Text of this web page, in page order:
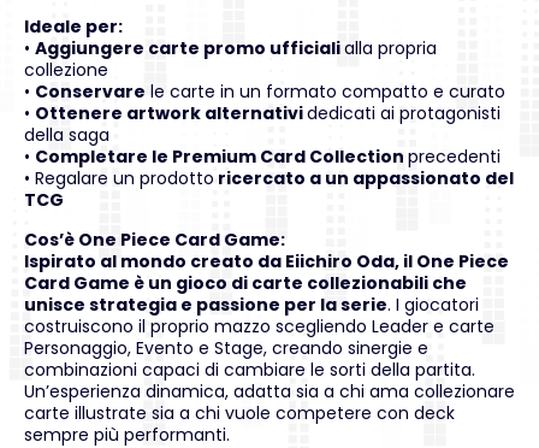
Ideale per:
• Aggiungere carte promo ufficialialla propria
collezione
• Conservare le carte in un formato compatto e curato
• Ottenere artwork alternatividedicati ai protagonisti
della saga
• Completare le Premium Card Collection precedenti
• Regalare un prodotto ricercato a un appassionato del
TCG
Cos’è One Piece Card Game:
Ispirato al mondo creato da Eiichiro Oda, il One Piece
Card Game è un gioco di carte collezionabili che
unisce strategia e passione per la serie. I giocatori
costruiscono il proprio mazzo scegliendo Leader e carte
Personaggio, Evento e Stage, creando sinergie e
combinazioni capaci di cambiare le sorti della partita.
Un’esperienza dinamica, adatta sia a chi ama collezionare
carte illustrate sia a chi vuole competere con deck
sempre più performanti.